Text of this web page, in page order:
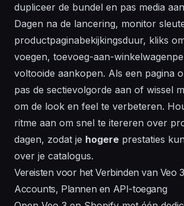
dupliceer de bundel en pas media
Dagen na de lancering, monitor
productpaginabekijkingsduur, kliks
voegen, toevoeg-aan-
voltooide aankopen. Als een pagina
pas de sectievolgorde aan of wissel
om de look en feel te verbeteren.
ritme aan om snel te itereren over
dagen, zodat je hogere prestaties
over je catalogus.
Vereisten voor het Verbinden van Veo
Accounts, Plannen en API-toegang